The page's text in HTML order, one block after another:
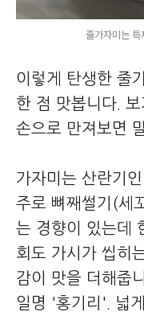
줄가자미는 특
이렇게 탄생한 줄
한 점 맛봅니다.
손으로 만져보면
가자미는 산란기
주로 뼈째썰기(세
는 경향이 있는데
회도 가시가 씹히
감이 맛을 더해줍
일명 '홍기리'. 넓